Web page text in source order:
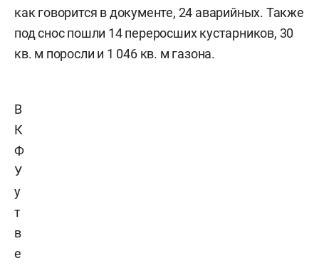
как говорится в документе, 24 аварийных. Также
под снос пошли 14 переросших кустарников, 30
кв. м поросли и 1 046 кв. м газона.
В
К
Ф
У
у
т
в
е